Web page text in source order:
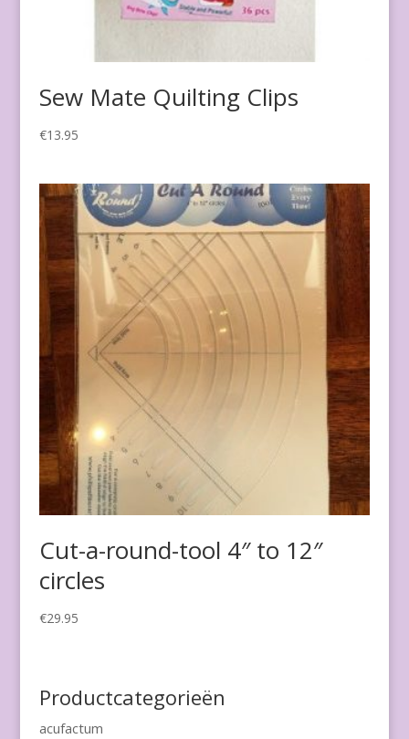
Sew Mate Quilting Clips
€13.95
Cut-a-round-tool 4″ to 12″
circles
€29.95
Productcategorieën
acufactum